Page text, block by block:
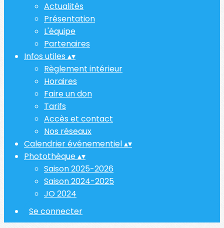
Actualités
Présentation
L'équipe
Partenaires
Infos utiles ▴▾
Règlement intérieur
Horaires
Faire un don
Tarifs
Accès et contact
Nos réseaux
Calendrier événementiel▴▾
Photothèque▴▾
Saison 2025-2026
Saison 2024-2025
JO 2024
Se connecter